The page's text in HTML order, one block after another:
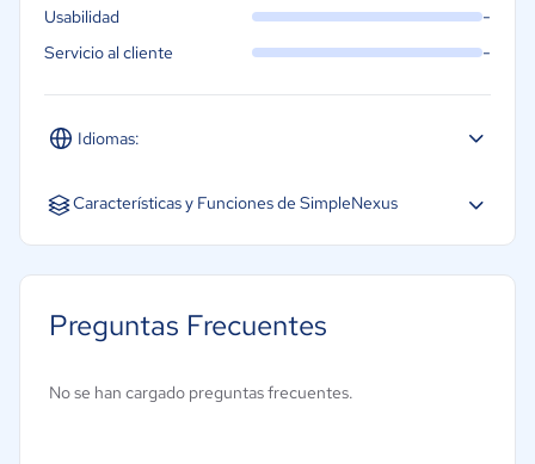
Idiomas:
Español Inglés
Usabilidad -
Servicio al cliente -
Características y Funciones de SimpleNexus
Gestión de documentos
Preguntas Frecuentes
No se han cargado preguntas frecuentes.